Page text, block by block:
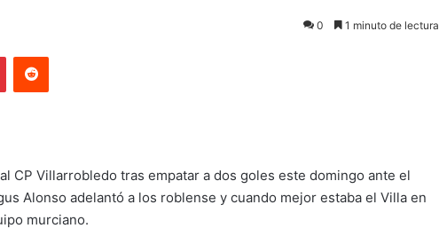
0 1 minuto de lectura
CP Villarrobledo tras empatar a dos goles este domingo ante el
Alonso adelantó a los roblense y cuando mejor estaba el Villa en
murciano.